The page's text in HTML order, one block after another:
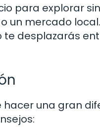
para explorar
un mercado local.
te desplazarás
hacer una gran